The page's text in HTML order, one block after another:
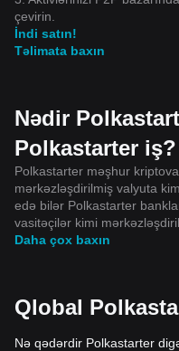
çevirin.
İndi satın!
Təlimata baxın
Nədir
Polkastarter iş?
Polkastarter məşhur
mərkəzləşdirilmiş valyuta
edə bilər Polkastarter
vasitəçilər kimi
Daha çox baxın
Qlobal
Nə qədərdir Polkastarter